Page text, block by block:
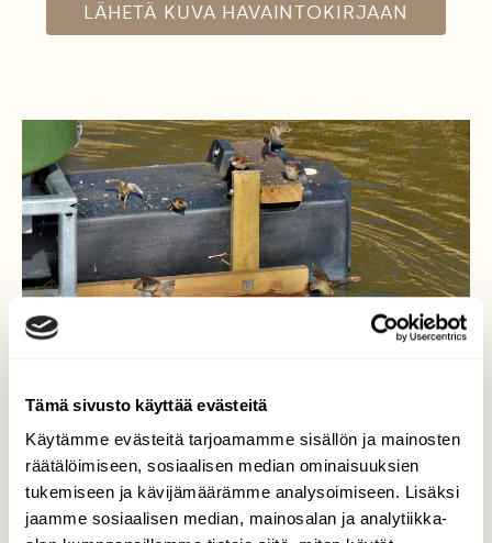
Tämä sivusto käyttää evästeitä
Käytämme evästeitä tarjoamamme sisällön ja mainosten
räätälöimiseen, sosiaalisen median ominaisuuksien
tukemiseen ja kävijämäärämme analysoimiseen. Lisäksi
jaamme sosiaalisen median, mainosalan ja analytiikka-
LÄHETÄ KUVA HAVAINTOKIRJAAN